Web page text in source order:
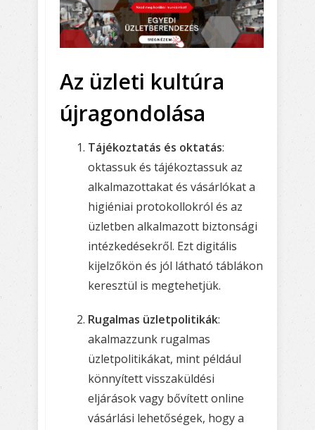
Az üzleti kultúra
újragondolása
Tájékoztatás és oktatás:
oktassuk és tájékoztassuk az
alkalmazottakat és vásárlókat a
higiéniai protokollokról és az
üzletben alkalmazott biztonsági
intézkedésekről. Ezt digitális
kijelzőkön és jól látható táblákon
keresztül is megtehetjük.
Rugalmas üzletpolitikák:
akalmazzunk rugalmas
üzletpolitikákat, mint például
könnyített visszaküldési
eljárások vagy bővített online
vásárlási lehetőségek, hogy a